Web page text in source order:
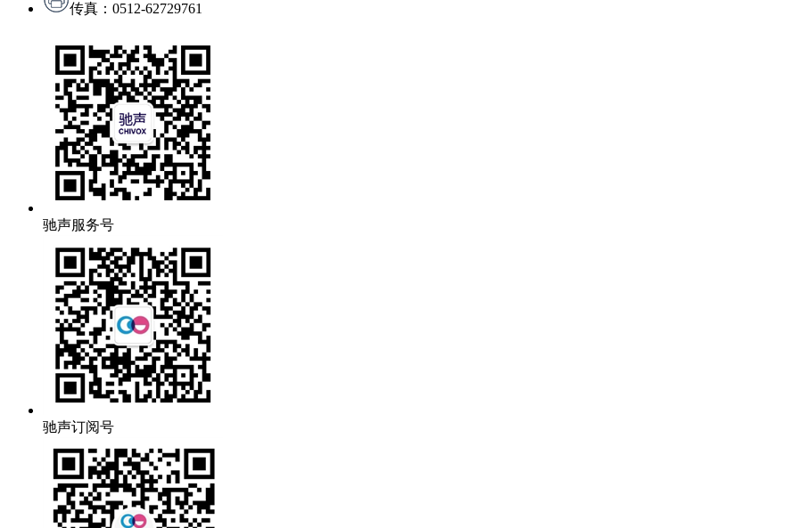
传真：0512-62729761
驰声服务号
驰声订阅号